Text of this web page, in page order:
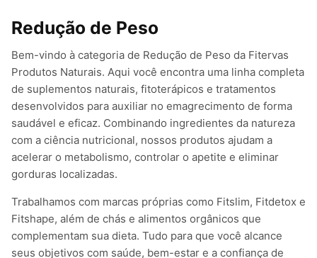
Redução de Peso
Bem-vindo à categoria de Redução de Peso da Fitervas
Produtos Naturais. Aqui você encontra uma linha completa
de suplementos naturais, fitoterápicos e tratamentos
desenvolvidos para auxiliar no emagrecimento de forma
saudável e eficaz. Combinando ingredientes da natureza
com a ciência nutricional, nossos produtos ajudam a
acelerar o metabolismo, controlar o apetite e eliminar
gorduras localizadas.
Trabalhamos com marcas próprias como Fitslim, Fitdetox e
Fitshape, além de chás e alimentos orgânicos que
complementam sua dieta. Tudo para que você alcance
seus objetivos com saúde, bem-estar e a confiança de